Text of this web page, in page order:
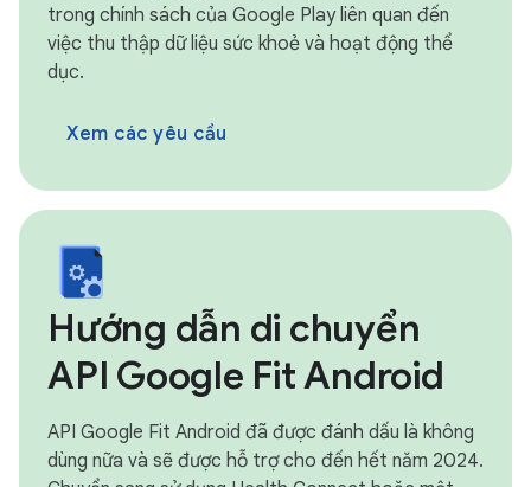
trong chính sách của Google Play liên quan đến
việc thu thập dữ liệu sức khoẻ và hoạt động thể
dục.
Xem các yêu cầu
Hướng dẫn di chuyển
API Google Fit Android
API Google Fit Android đã được đánh dấu là không
dùng nữa và sẽ được hỗ trợ cho đến hết năm 2024.